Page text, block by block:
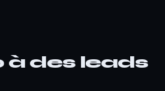
à des leads